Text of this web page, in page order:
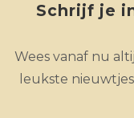
Schrijf je
Wees vanaf nu
leukste